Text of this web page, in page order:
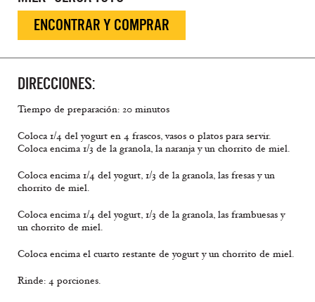
ENCONTRAR Y COMPRAR
DIRECCIONES:
Tiempo de preparación: 20 minutos
Coloca 1/4 del yogurt en 4 frascos, vasos o platos para servir.
Coloca encima 1/3 de la granola, la naranja y un chorrito de miel.
Coloca encima 1/4 del yogurt, 1/3 de la granola, las fresas y un
chorrito de miel.
Coloca encima 1/4 del yogurt, 1/3 de la granola, las frambuesas y
un chorrito de miel.
Coloca encima el cuarto restante de yogurt y un chorrito de miel.
Rinde: 4 porciones.